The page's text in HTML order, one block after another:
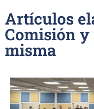
Artículos
Comisión
misma